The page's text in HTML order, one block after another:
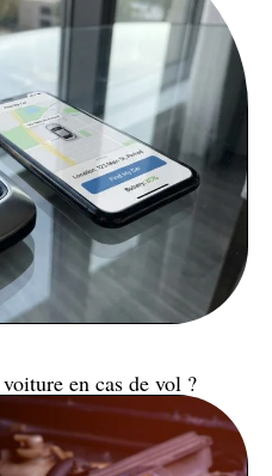
en cas de vol ?